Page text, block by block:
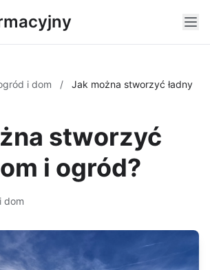
i dom /
Jak można stworzyć ładny
stworzyć
i ogród?
dom